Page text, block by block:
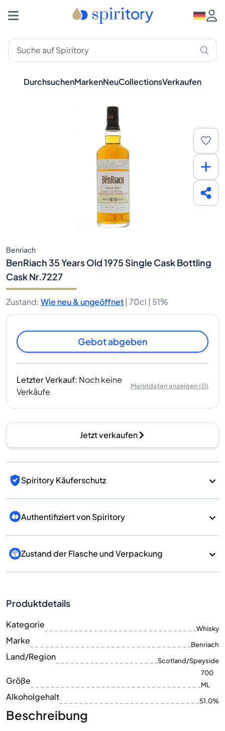
DurchsuchenMarkenNeuCollectionsVerkaufen
Benriach
BenRiach 35 Years Old 1975 Single Cask Bottling
Cask Nr.7227
Zustand: Wie neu & ungeöffnet | 70cl | 51%
Gebot abgeben
Letzter Verkauf: Noch keine
Verkäufe
Marktdaten anzeigen (0)
Jetzt verkaufen
Spiritory Käuferschutz
Authentifiziert von Spiritory
Zustand der Flasche und Verpackung
Produktdetails
Kategorie Whisky
Marke Benriach
Land/Region Scotland/Speyside
Größe
700
ML
Alkoholgehalt 51.0%
Beschreibung